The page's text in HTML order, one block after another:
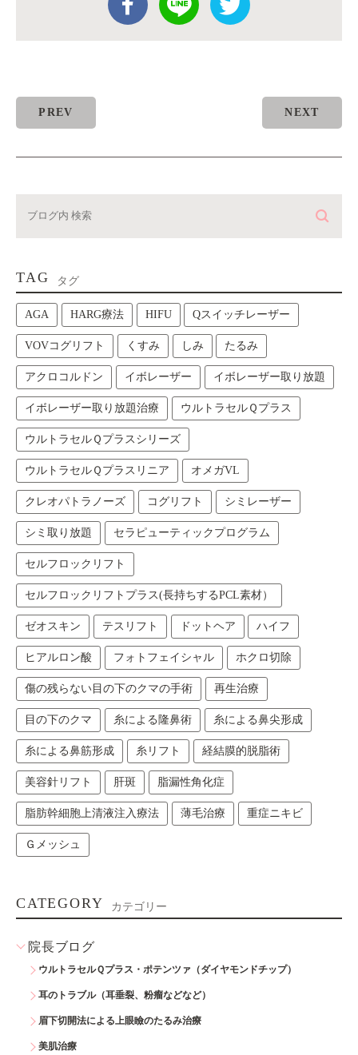
PREV NEXT
TAG タグ
AGA HARG療法 HIFU Qスイッチレーザー
VOVコグリフト くすみ しみ たるみ
アクロコルドン イボレーザー イボレーザー取り放題
イボレーザー取り放題治療 ウルトラセルＱプラス
ウルトラセルＱプラスシリーズ
ウルトラセルＱプラスリニア オメガVL
クレオパトラノーズ コグリフト シミレーザー
シミ取り放題 セラピューティックプログラム
セルフロックリフト
セルフロックリフトプラス(長持ちするPCL素材）
ゼオスキン テスリフト ドットヘア ハイフ
ヒアルロン酸 フォトフェイシャル ホクロ切除
傷の残らない目の下のクマの手術 再生治療
目の下のクマ 糸による隆鼻術 糸による鼻尖形成
糸による鼻筋形成 糸リフト 経結膜的脱脂術
美容針リフト 肝斑 脂漏性角化症
脂肪幹細胞上清液注入療法 薄毛治療 重症ニキビ
Ｇメッシュ
CATEGORY カテゴリー
院長ブログ
ウルトラセルＱプラス・ポテンツァ（ダイヤモンドチップ）
耳のトラブル（耳垂裂、粉瘤などなど）
眉下切開法による上眼瞼のたるみ治療
美肌治療